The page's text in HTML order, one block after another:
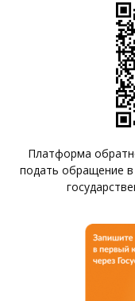
Платформа
подать обращение